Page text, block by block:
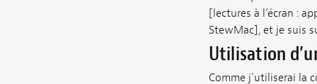
[lectures à l’écran :
StewMac], et je suis
Utilisation
Comme j'utiliserai la